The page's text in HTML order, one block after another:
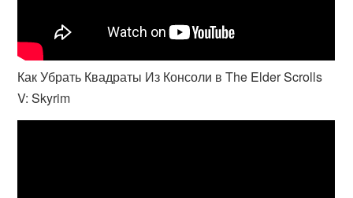
Как Убрать Квадраты Из Консоли в The Elder Scrolls
V: Skyrim